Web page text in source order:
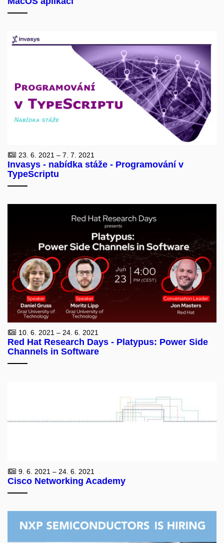
23. 6. 2021 – 7. 7. 2021
Invasys - nabídka stáže - Programování v
TypeScriptu
10. 6. 2021 – 24. 6. 2021
Red Hat Research Days - Platypus: Power Side
Channels in Software
9. 6. 2021 – 24. 6. 2021
Cisco Networking Academy